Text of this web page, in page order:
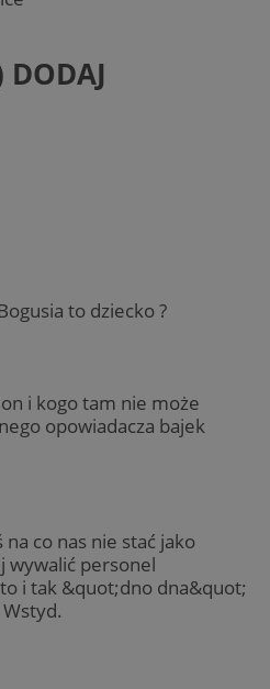
DODAJ
to dziecko ?
i kogo tam nie może
opowiadacza bajek
na co nas nie stać jako
wywalić personel
i tak &quot;dno dna&quot;